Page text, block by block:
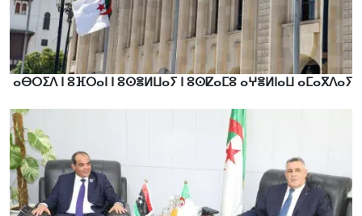
ⴰⴱⵔⵉⴷ ⵏ ⵓⴼⵔⴰⵏ ⵏ ⵓⵙⴻⵍⵡⴰⵢ ⵏ ⵓⵙⵇⴰⵎⵓ ⴰⵖⴻⵍⵏⴰⵡ ⴰⵎⴰⴳⴷⴰⵢ